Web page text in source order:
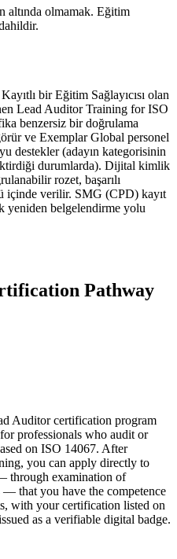
altında olmamak. Eğitim
bir Eğitim Sağlayıcısı olan
Lead Auditor Training for ISO
benzersiz bir doğrulama
ve Exemplar Global personel
destekler (adayın kategorisinin
durumlarda). Dijital kimlik
rozet, başarılı
içinde verilir. SMG (CPD) kayıt
yeniden belgelendirme yolu
Pathway
Auditor certification program
professionals who audit or
on ISO 14067. After
you can apply directly to
through examination of
that you have the competence
with your certification listed on
as a verifiable digital badge.